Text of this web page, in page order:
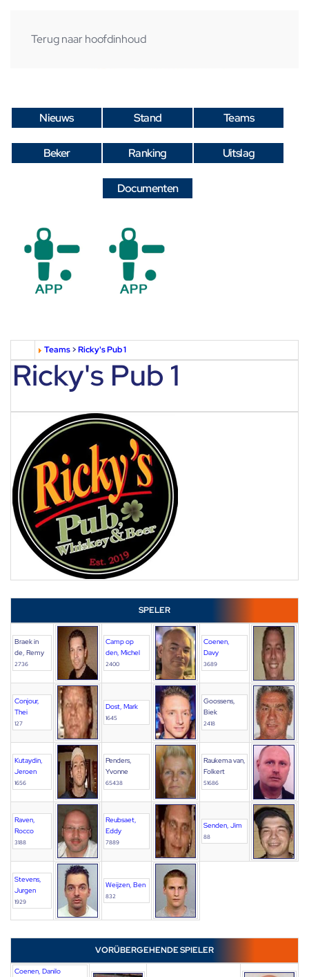
Terug naar hoofdinhoud
Nieuws Stand Teams
Beker Ranking Uitslag
Documenten
Teams>Ricky's Pub 1
Ricky's Pub 1
SPELER
Braek in
de, Remy
2736
Camp op
den, Michel
2400
Coenen,
Davy
3689
Conjour,
Thei
127
Dost, Mark
1645
Goossens,
Biek
2418
Kutaydin,
Jeroen
1656
Penders,
Yvonne
65438
Raukema van,
Folkert
51686
Raven,
Rocco
3188
Reubsaet,
Eddy
7889
Senden, Jim
88
Stevens,
Jurgen
1929
Weijzen, Ben
832
VORÜBERGEHENDE SPIELER
Coenen, Danilo